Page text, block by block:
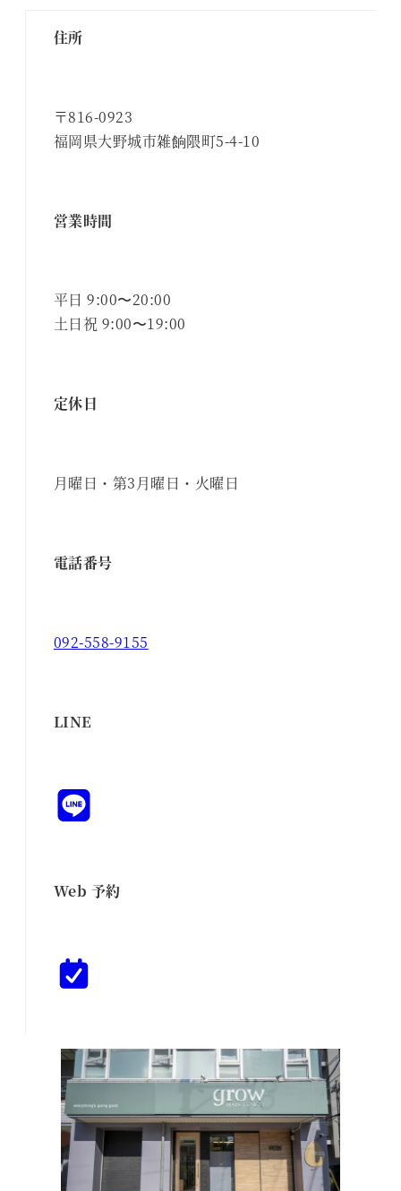
住所
〒816-0923
福岡県大野城市雑餉隈町5-4-10
営業時間
平日 9:00〜20:00
土日祝 9:00〜19:00
定休日
月曜日・第3月曜日・火曜日
電話番号
092-558-9155
LINE
Web 予約